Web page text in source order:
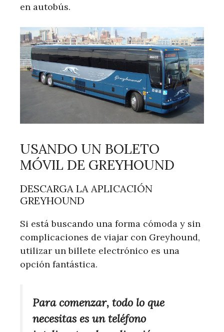
en autobús.
USANDO UN BOLETO
MÓVIL DE GREYHOUND
DESCARGA LA APLICACIÓN
GREYHOUND
Si está buscando una forma cómoda y sin
complicaciones de viajar con Greyhound,
utilizar un billete electrónico es una
opción fantástica.
Para comenzar, todo lo que
necesitas es un teléfono